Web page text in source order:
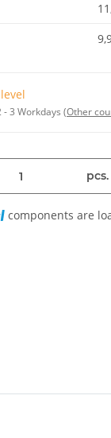
- 3 Workdays (Other
pcs.
components are